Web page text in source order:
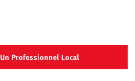
Professionnel Local